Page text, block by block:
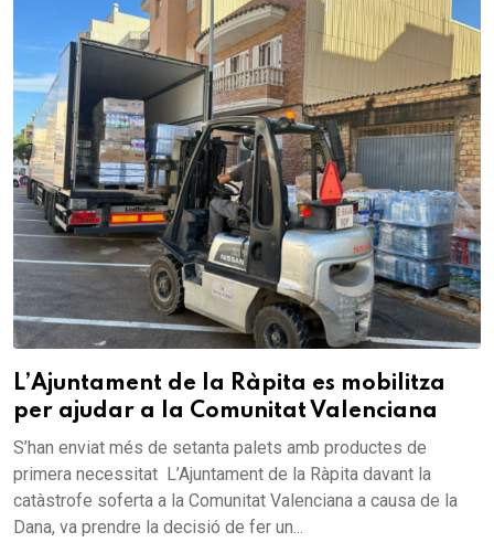
L’Ajuntament de la Ràpita es mobilitza
per ajudar a la Comunitat Valenciana
S’han enviat més de setanta palets amb productes de
primera necessitat L’Ajuntament de la Ràpita davant la
catàstrofe soferta a la Comunitat Valenciana a causa de la
Dana, va prendre la decisió de fer un...